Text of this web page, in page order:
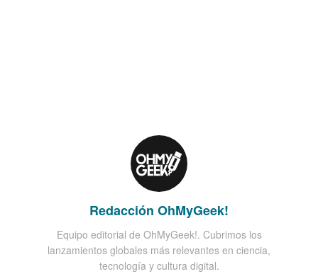
Redacción OhMyGeek!
Equipo editorial de OhMyGeek!. Cubrimos los
lanzamientos globales más relevantes en ciencia,
tecnología y cultura digital.